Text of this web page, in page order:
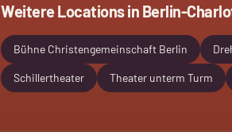
Weitere Locations in Berlin-
Bühne Christengemeinschaft Berlin
Schillertheater Theater unterm Turm